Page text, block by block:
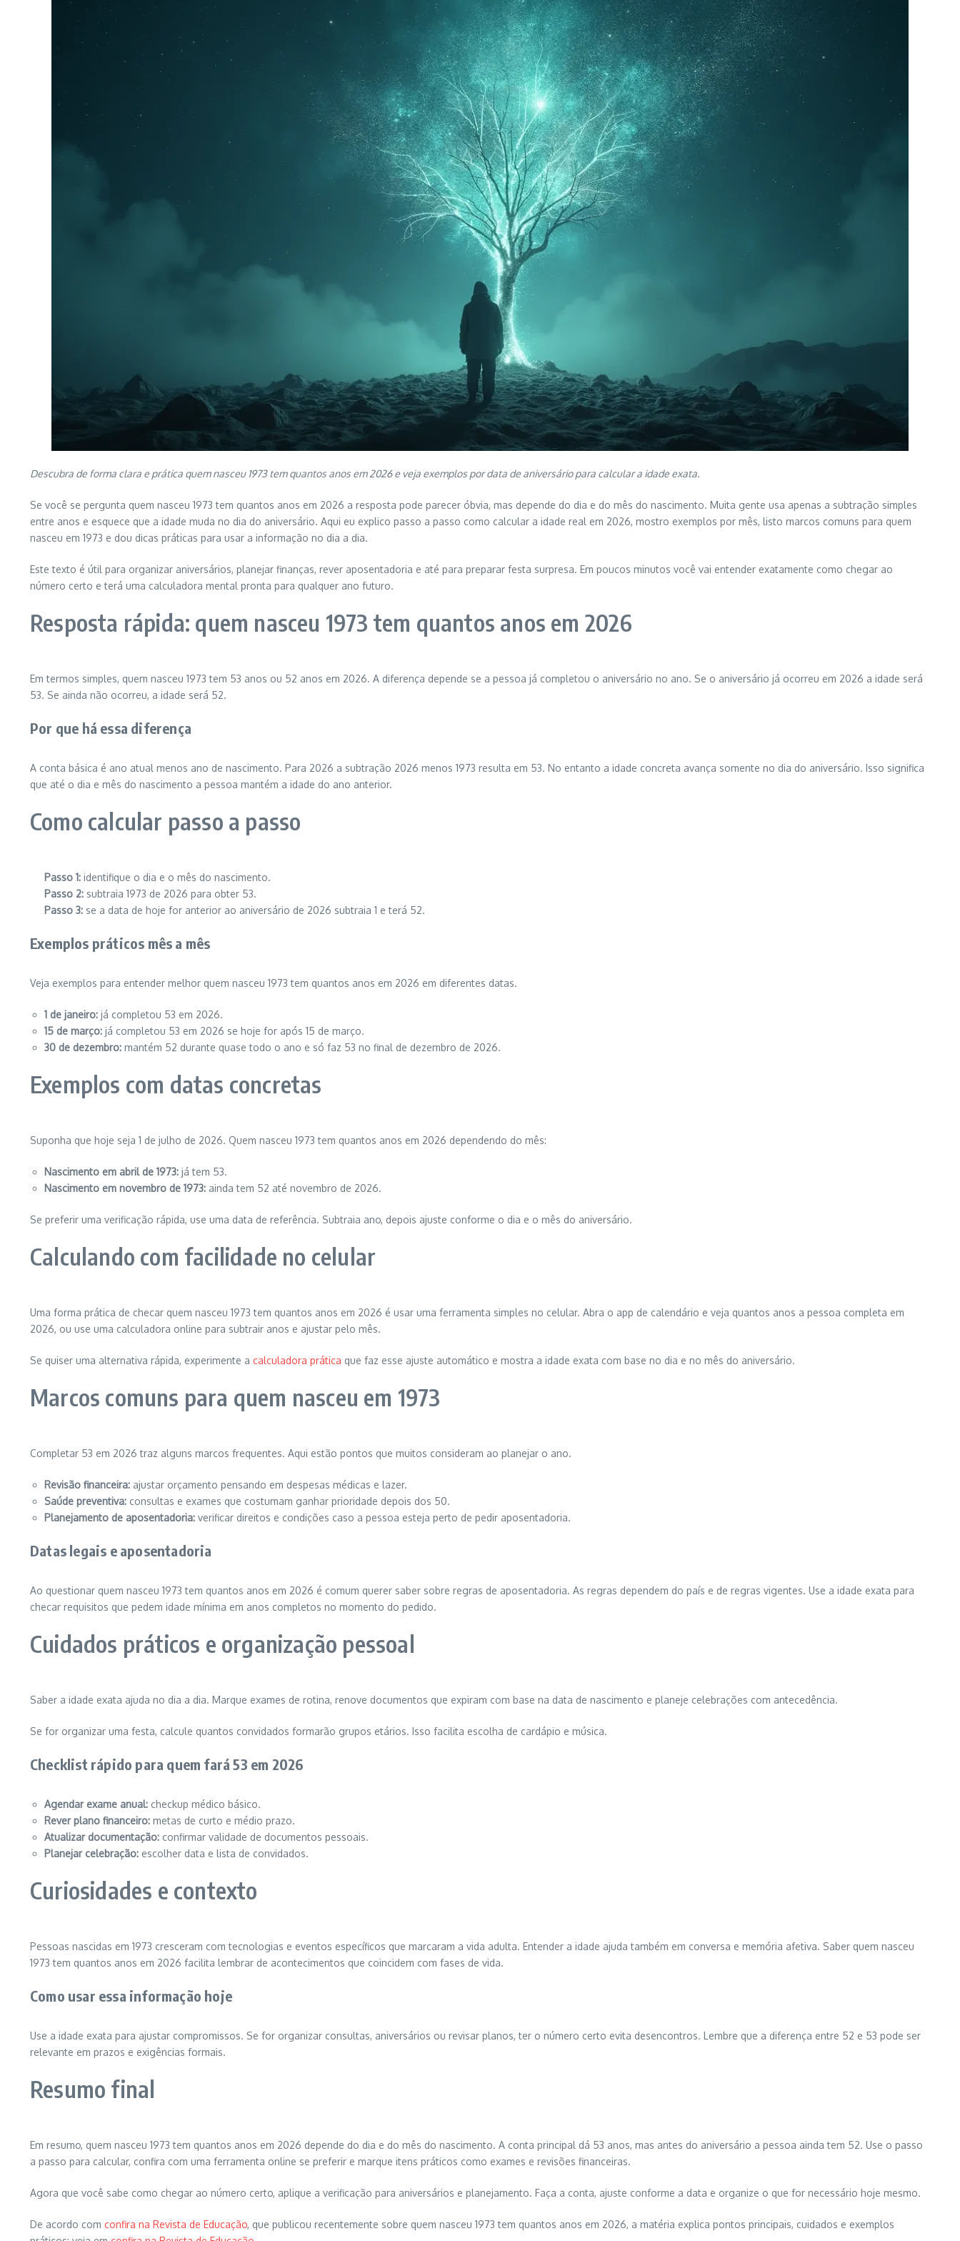
Descubra de forma clara e prática quem nasceu 1973 tem quantos anos em 2026 e veja exemplos por data de aniversário para calcular a idade exata.
Se você se pergunta quem nasceu 1973 tem quantos anos em 2026 a resposta pode parecer óbvia, mas depende do dia e do mês do nascimento. Muita gente usa apenas a subtração simples
entre anos e esquece que a idade muda no dia do aniversário. Aqui eu explico passo a passo como calcular a idade real em 2026, mostro exemplos por mês, listo marcos comuns para quem
nasceu em 1973 e dou dicas práticas para usar a informação no dia a dia.
Este texto é útil para organizar aniversários, planejar finanças, rever aposentadoria e até para preparar festa surpresa. Em poucos minutos você vai entender exatamente como chegar ao
número certo e terá uma calculadora mental pronta para qualquer ano futuro.
Resposta rápida: quem nasceu 1973 tem quantos anos em 2026
Em termos simples, quem nasceu 1973 tem 53 anos ou 52 anos em 2026. A diferença depende se a pessoa já completou o aniversário no ano. Se o aniversário já ocorreu em 2026 a idade será
53. Se ainda não ocorreu, a idade será 52.
Por que há essa diferença
A conta básica é ano atual menos ano de nascimento. Para 2026 a subtração 2026 menos 1973 resulta em 53. No entanto a idade concreta avança somente no dia do aniversário. Isso significa
que até o dia e mês do nascimento a pessoa mantém a idade do ano anterior.
Como calcular passo a passo
Passo 1: identifique o dia e o mês do nascimento.
Passo 2: subtraia 1973 de 2026 para obter 53.
Passo 3: se a data de hoje for anterior ao aniversário de 2026 subtraia 1 e terá 52.
Exemplos práticos mês a mês
Veja exemplos para entender melhor quem nasceu 1973 tem quantos anos em 2026 em diferentes datas.
1 de janeiro: já completou 53 em 2026.
15 de março: já completou 53 em 2026 se hoje for após 15 de março.
30 de dezembro: mantém 52 durante quase todo o ano e só faz 53 no final de dezembro de 2026.
Exemplos com datas concretas
Suponha que hoje seja 1 de julho de 2026. Quem nasceu 1973 tem quantos anos em 2026 dependendo do mês:
Nascimento em abril de 1973: já tem 53.
Nascimento em novembro de 1973: ainda tem 52 até novembro de 2026.
Se preferir uma verificação rápida, use uma data de referência. Subtraia ano, depois ajuste conforme o dia e o mês do aniversário.
Calculando com facilidade no celular
Uma forma prática de checar quem nasceu 1973 tem quantos anos em 2026 é usar uma ferramenta simples no celular. Abra o app de calendário e veja quantos anos a pessoa completa em
2026, ou use uma calculadora online para subtrair anos e ajustar pelo mês.
Se quiser uma alternativa rápida, experimente a calculadora prática que faz esse ajuste automático e mostra a idade exata com base no dia e no mês do aniversário.
Marcos comuns para quem nasceu em 1973
Completar 53 em 2026 traz alguns marcos frequentes. Aqui estão pontos que muitos consideram ao planejar o ano.
Revisão financeira: ajustar orçamento pensando em despesas médicas e lazer.
Saúde preventiva: consultas e exames que costumam ganhar prioridade depois dos 50.
Planejamento de aposentadoria: verificar direitos e condições caso a pessoa esteja perto de pedir aposentadoria.
Datas legais e aposentadoria
Ao questionar quem nasceu 1973 tem quantos anos em 2026 é comum querer saber sobre regras de aposentadoria. As regras dependem do país e de regras vigentes. Use a idade exata para
checar requisitos que pedem idade mínima em anos completos no momento do pedido.
Cuidados práticos e organização pessoal
Saber a idade exata ajuda no dia a dia. Marque exames de rotina, renove documentos que expiram com base na data de nascimento e planeje celebrações com antecedência.
Se for organizar uma festa, calcule quantos convidados formarão grupos etários. Isso facilita escolha de cardápio e música.
Checklist rápido para quem fará 53 em 2026
Agendar exame anual: checkup médico básico.
Rever plano financeiro: metas de curto e médio prazo.
Atualizar documentação: confirmar validade de documentos pessoais.
Planejar celebração: escolher data e lista de convidados.
Curiosidades e contexto
Pessoas nascidas em 1973 cresceram com tecnologias e eventos específicos que marcaram a vida adulta. Entender a idade ajuda também em conversa e memória afetiva. Saber quem nasceu
1973 tem quantos anos em 2026 facilita lembrar de acontecimentos que coincidem com fases de vida.
Como usar essa informação hoje
Use a idade exata para ajustar compromissos. Se for organizar consultas, aniversários ou revisar planos, ter o número certo evita desencontros. Lembre que a diferença entre 52 e 53 pode ser
relevante em prazos e exigências formais.
Resumo final
Em resumo, quem nasceu 1973 tem quantos anos em 2026 depende do dia e do mês do nascimento. A conta principal dá 53 anos, mas antes do aniversário a pessoa ainda tem 52. Use o passo
a passo para calcular, confira com uma ferramenta online se preferir e marque itens práticos como exames e revisões financeiras.
Agora que você sabe como chegar ao número certo, aplique a verificação para aniversários e planejamento. Faça a conta, ajuste conforme a data e organize o que for necessário hoje mesmo.
De acordo com confira na Revista de Educação, que publicou recentemente sobre quem nasceu 1973 tem quantos anos em 2026, a matéria explica pontos principais, cuidados e exemplos